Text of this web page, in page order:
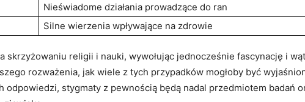
Nieświadome działania prowadzące do ran
Silne wierzenia wpływające na zdrowie
skrzyżowaniu religii i nauki, wywołując jednocześnie fascynację i
rozważenia, jak wiele z tych przypadków mogłoby być
odpowiedzi, stygmaty z⁤ pewnością będą nadal przedmiotem badań